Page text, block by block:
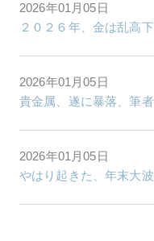
2026年01月05日
２０２６年、金は乱高
2026年01月05日
貴金属、遂に暴落、筆
2026年01月05日
やはり起きた、年末大